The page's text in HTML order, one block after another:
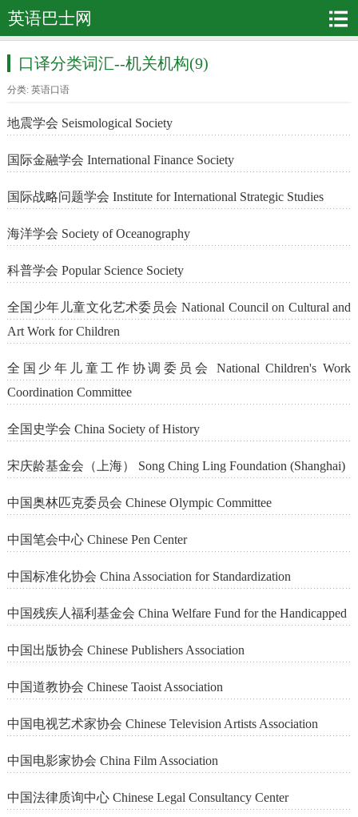
英语巴士网
口译分类词汇--机关机构(9)
分类: 英语口语
地震学会 Seismological Society
国际金融学会 International Finance Society
国际战略问题学会 Institute for International Strategic Studies
海洋学会 Society of Oceanography
科普学会 Popular Science Society
全国少年儿童文化艺术委员会 National Council on Cultural and
Art Work for Children
全国少年儿童工作协调委员会 National Children's Work
Coordination Committee
全国史学会 China Society of History
宋庆龄基金会（上海） Song Ching Ling Foundation (Shanghai)
中国奥林匹克委员会 Chinese Olympic Committee
中国笔会中心 Chinese Pen Center
中国标准化协会 China Association for Standardization
中国残疾人福利基金会 China Welfare Fund for the Handicapped
中国出版协会 Chinese Publishers Association
中国道教协会 Chinese Taoist Association
中国电视艺术家协会 Chinese Television Artists Association
中国电影家协会 China Film Association
中国法律质询中心 Chinese Legal Consultancy Center